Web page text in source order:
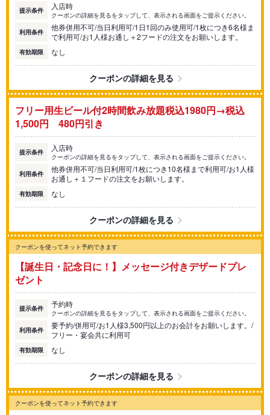
提示条件 入店時
クーポンの詳細を見るをタップして、表示される画面をご提示ください。
利用条件
他券併用不可/当日利用可/1日1回のみ使用可/1枚につき6名様ま
で利用可/お1人様お通し＋2フードの注文をお願いします。
有効期限 なし
クーポンの詳細を見る
フリー用生ビール付2時間飲み放題税込1980円→税込
1,500円 480円引き
提示条件 入店時
クーポンの詳細を見るをタップして、表示される画面をご提示ください。
利用条件
他券併用不可/当日利用可/1枚につき10名様まで利用可/お1人様
お通し＋１フードの注文をお願いします。
有効期限 なし
クーポンの詳細を見る
クーポンを使ってネット予約できます
【誕生日・記念日に！】メッセージ付きデザードプレ
ゼント
提示条件 予約時
クーポンの詳細を見るをタップして、表示される画面をご提示ください。
利用条件
要予約/併用可/お1人様3,500円以上のお会計をお願いします。/
フリー・宴会共に利用可
有効期限 なし
クーポンの詳細を見る
クーポンを使ってネット予約できます